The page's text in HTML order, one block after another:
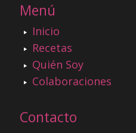
Menú
Inicio
Recetas
Quién Soy
Colaboraciones
Contacto